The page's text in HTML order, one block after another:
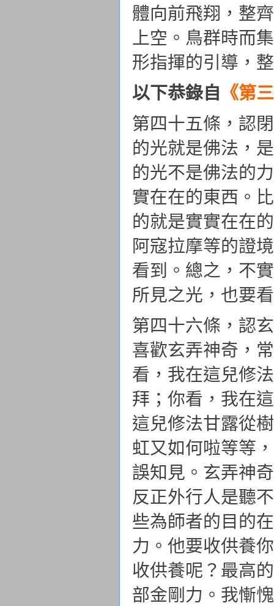
體向前飛翔，整
上空。鳥群時而
形指揮的引導，
以下恭錄自 《第
第四十五條，認
的光就是佛法，
的光不是佛法的
實在在的東西。
的就是實實在在
阿寇拉摩等的證
看到。總之，不
所見之光，也要
第四十六條，認
喜歡玄弄神奇，
看，我在這兒修
拜；你看，我在
這兒修法甘露從
虹又如何啦等等
誤知見。玄弄神
反正外行人是聽
些為師者的目的
力。他要收供養
收供養呢？最高
部金剛力。我慚